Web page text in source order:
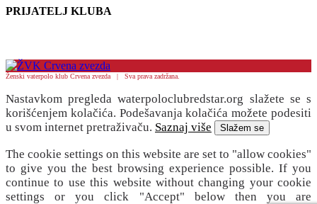
PRIJATELJ KLUBA
Ženski vaterpolo klub Crvena zvezda | Sva prava zadržana.
Nastavkom pregleda waterpoloclubredstar.org slažete se s
korišćenjem kolačića. Podešavanja kolačića možete podesiti
u svom internet pretraživaču. Saznaj više Slažem se
The cookie settings on this website are set to "allow cookies"
to give you the best browsing experience possible. If you
continue to use this website without changing your cookie
settings or you click "Accept" below then you are